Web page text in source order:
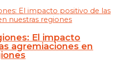
El impacto
agremiaciones en